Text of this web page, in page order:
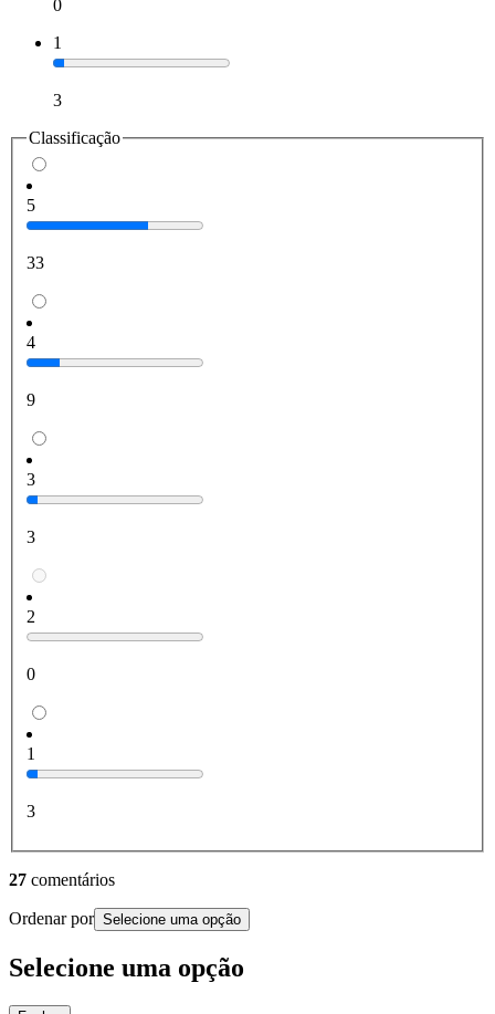
0
1
3
Classificação
5
33
4
9
3
3
2
0
1
3
27 comentários
Ordenar por Selecione uma opção
Selecione uma opção